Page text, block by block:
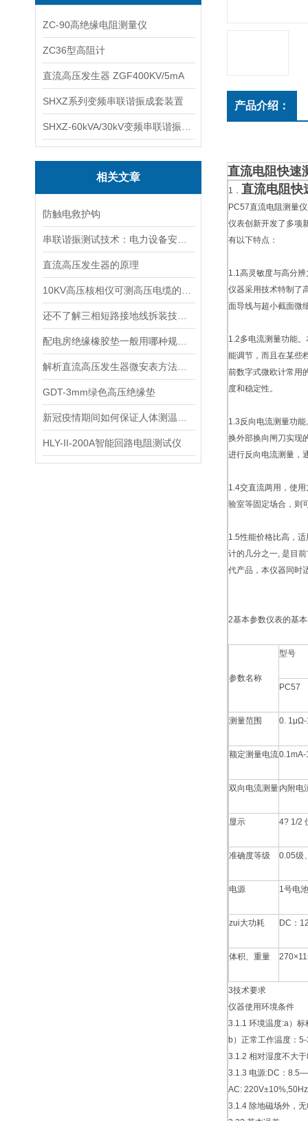
ZC-90高绝缘电阻测量仪
ZC36型高阻计
直流高压发生器 ZGF400KV/5mA
SHXZ系列变频串联谐振成套装置
相关文章
防触电救护钩
直流高压发生器的原理
GDT-3mm绿色高压绝缘垫
HLY-II-200A智能回路电阻测试仪
产品介绍：
直流电阻快速
1． 直流电阻快
PC57直流电阻测量
仪表创新开发了多项
有以下特点：
1.1高灵敏度与高分
仪器采用技术特制了
面导线与超小截面微
1.2多电流测量功能
能调节，而且在某些
前数字式微欧计常用
度和稳定性。
1.3反向电流测量功
换外部换向闸刀实现
进行反向电流测量，
1.4交直流两用，使
验室等固定场合，则
1.5性能价格比高，
计的几分之一, 是目
代产品，本仪器同时
2基本参数仪表的基
参数名称
型号
PC57
测量范围 0.
额定测量电流0.1mA-
双向电流测量内附电
显示 4? 1/2
准确度等级 0.05级
电源 1号电
zui大功耗 DC：
体积、重量
3技术要求
仪器使用环境条件
3.1.1 环境温度:a）
b）正常工作温度：
3.1.2 相对湿度不大
3.1.3 电源:DC：
AC:
3.1.4 除地磁场外，